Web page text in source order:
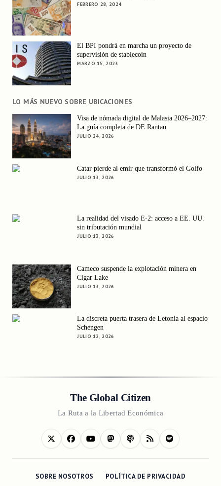
FEBRERO 28, 2024
El BPI pondrá en marcha un proyecto de
supervisión de stablecoin
MARZO 15, 2023
LO MÁS NUEVO SOBRE UBICACIONES
Visa de nómada digital de Malasia 2026–2027:
La guía completa de DE Rantau
JULIO 24, 2026
Catar pierde al emir que transformó el Golfo
JULIO 13, 2026
La realidad del visado E-2: acceso a EE. UU.
sin tributación mundial
JULIO 13, 2026
Cameco suspende la explotación minera en
Cigar Lake
JULIO 13, 2026
La discreta puerta trasera de Letonia al espacio
Schengen
JULIO 12, 2026
The Global Citizen
La Ruta a la Libertad Económica
SOBRE NOSOTROS POLÍTICA DE PRIVACIDAD